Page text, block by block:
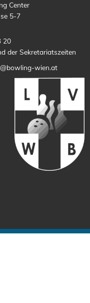
Center
5-7
20
der Sekretariatszeiten
wien.at